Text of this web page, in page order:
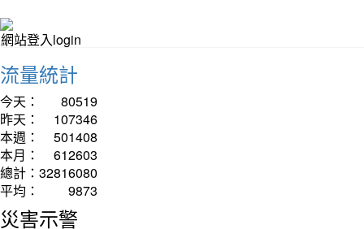
網站登入login
流量統計
今天：
80519
昨天：
107346
本週：
501408
本月：
612603
總計： 32816080
平均：
9873
災害示警